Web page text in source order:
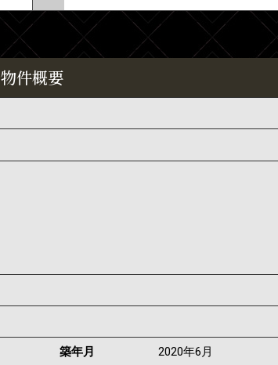
物件概要
築年月 2020年6月